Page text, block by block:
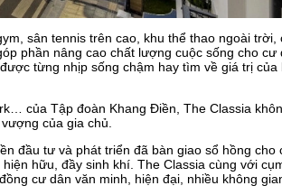
sân tennis trên cao, khu thể thao ngoài trời,
phần nâng cao chất lượng cuộc sống cho cư
từng nhịp sống chậm hay tìm về giá trị của
của Tập đoàn Khang Điền, The Classia
của gia chủ.
đầu tư và phát triển đã bàn giao sổ hồng cho
hữu, đầy sinh khí. The Classia cùng với
cư dân văn minh, hiện đại, nhiều không